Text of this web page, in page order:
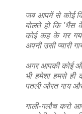
जब आपमें से कोई
बोलते हो कि 'भैंस
कोई कह के मर
अपनी उसी प्यारी
अगर आपकी कोई
भी हमेशा हमसे ही
पतली औरत गाय
गाली-गलौच करो